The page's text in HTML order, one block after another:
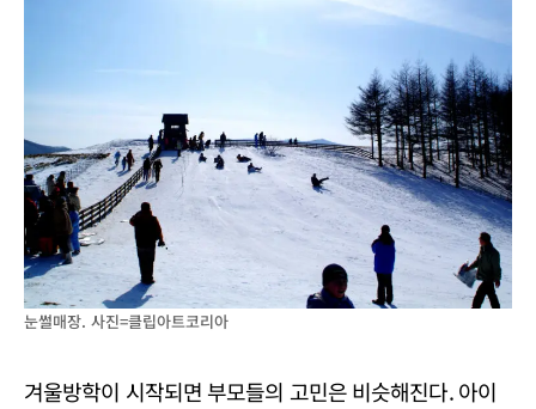
눈썰매장. 사진=클립아트코리아
겨울방학이 시작되면 부모들의 고민은 비슷해진다. 아이